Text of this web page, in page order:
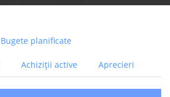
Bugete planificate
Achiziții active Aprecieri